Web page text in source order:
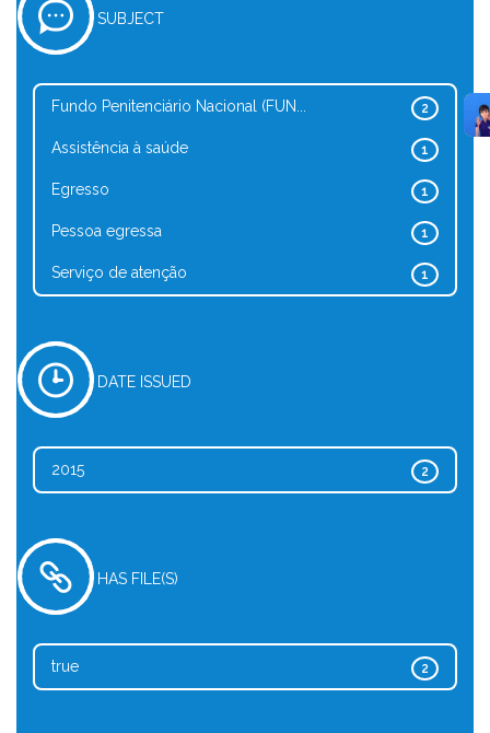
SUBJECT
2
Fundo Penitenciário Nacional (FUN...
1
Assistência à saúde
1
Egresso
1
Pessoa egressa
1
Serviço de atenção
DATE ISSUED
2
2015
HAS FILE(S)
2
true